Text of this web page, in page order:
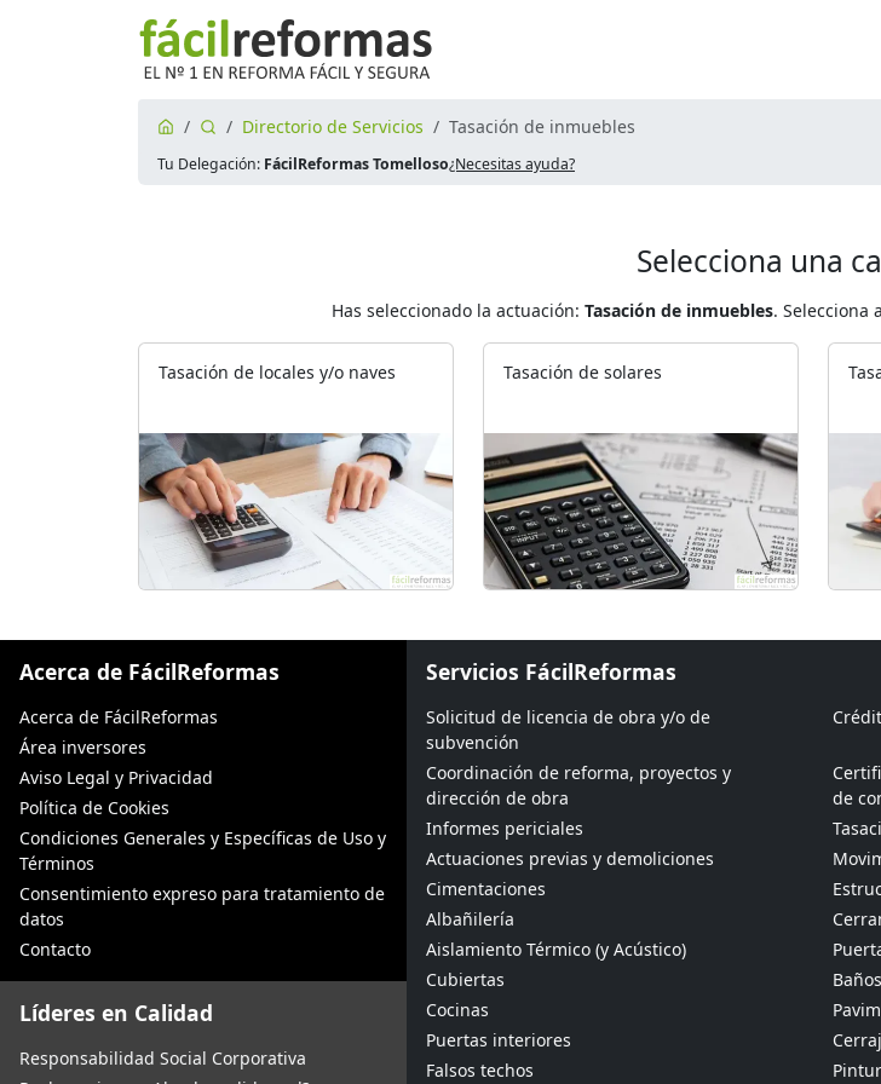
Directorio de Servicios Tasación de inmuebles
Tu Delegación: FácilReformas Tomelloso¿Necesitas ayuda?
Selecciona una
Has seleccionado la actuación: Tasación de inmuebles. Selecciona
Tasación de locales y/o naves Tasación de solares
Acerca de FácilReformas
Acerca de FácilReformas
Área inversores
Aviso Legal y Privacidad
Política de Cookies
Condiciones Generales y Específicas de Uso y
Términos
Consentimiento expreso para tratamiento de
datos
Contacto
Líderes en Calidad
Responsabilidad Social Corporativa
Servicios FácilReformas
Solicitud de licencia de obra y/o de
subvención
Coordinación de reforma, proyectos y
dirección de obra
de
Informes periciales
Actuaciones previas y demoliciones
Cimentaciones
Albañilería
Aislamiento Térmico (y Acústico)
Cubiertas
Baños
Cocinas
Puertas interiores
Falsos techos